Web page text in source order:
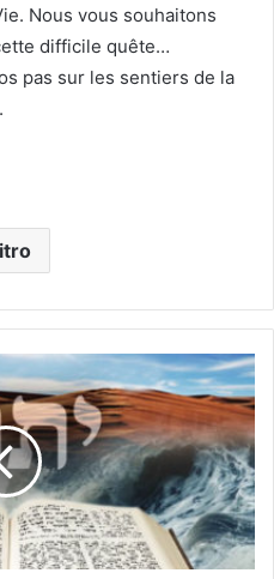
Nous vous souhaitons
difficile quête…
pas sur les sentiers de la